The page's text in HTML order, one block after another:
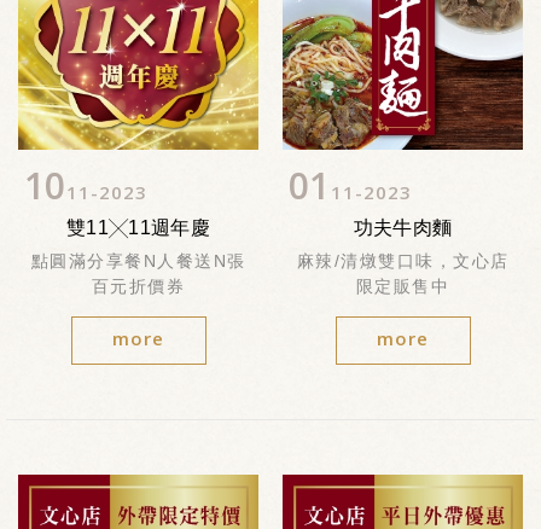
1011 2023
雙11╳11週年慶
點圓滿分享餐N人餐送N張
百元折價券
more
01 11 2023
功夫牛肉麵
麻辣/清燉雙口味，文心店
限定販售中
more